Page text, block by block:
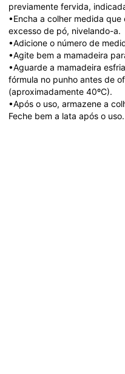
previamente fervida,
•Encha a colher medida
excesso de pó, nivelando-a.
•Adicione o número de
•Agite bem a mamadeira
•Aguarde a mamadeira
fórmula no punho antes de
(aproximadamente 40ºC).
•Após o uso, armazene a
Feche bem a lata após o uso.